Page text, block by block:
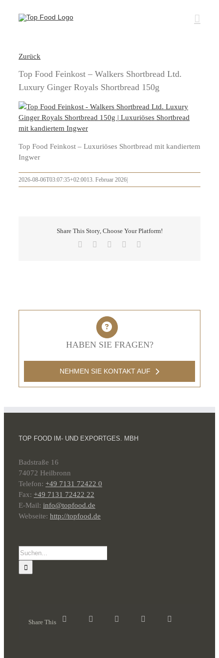
Inhalt
Zurück
Top Food Feinkost – Walkers Shortbread Ltd.
Luxury Ginger Royals Shortbread 150g
Top Food Feinkost – Luxuriöses Shortbread mit kandiertem
Ingwer
2026-08-06T03:07:35+02:0013. Februar 2026
Share This Story, Choose Your Platform!
Facebook LinkedInPinterest
HABEN SIE FRAGEN?
NEHMEN SIE KONTAKT AUF
TOP FOOD IM- UND EXPORTGES. MBH
Badstraße 16
74072 Heilbronn
Telefon: +49 7131 72422 0
Fax: +49 7131 72422 22
E-Mail: info@topfood.de
Webseite: http://topfood.de
Suche
nach:
Share This